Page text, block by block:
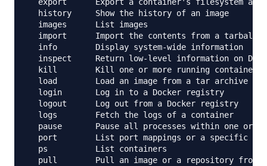
export      Export a container's filesystem as
  history     Show the history of an image
  images      List images
import      Import the contents from a tarball
  info        Display system-wide information
inspect     Return low-level information on
  kill        Kill one or more running containers
load        Load an image from a tar archive or
  login       Log in to a Docker registry
  logout      Log out from a Docker registry
  logs        Fetch the logs of a container
pause       Pause all processes within one or
port        List port mappings or a specific
  ps          List containers
pull        Pull an image or a repository from